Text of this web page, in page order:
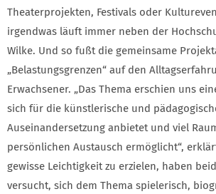
Theaterprojekten, Festivals oder
irgendwas läuft immer neben der
Wilke. Und so fußt die gemeinsame
„Belastungsgrenzen“ auf den
Erwachsener. „Das Thema erschien uns
sich für die künstlerische und
Auseinandersetzung anbietet und viel
persönlichen Austausch ermöglicht“,
gewisse Leichtigkeit zu erzielen, haben
versucht, sich dem Thema spielerisch,